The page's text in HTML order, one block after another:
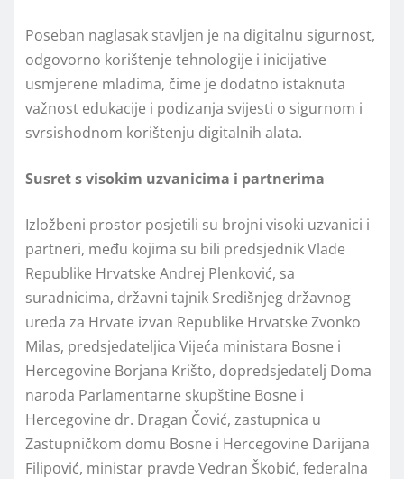
Poseban naglasak stavljen je na digitalnu sigurnost,
odgovorno korištenje tehnologije i inicijative
usmjerene mladima, čime je dodatno istaknuta
važnost edukacije i podizanja svijesti o sigurnom i
svrsishodnom korištenju digitalnih alata.
Susret s visokim uzvanicima i partnerima
Izložbeni prostor posjetili su brojni visoki uzvanici i
partneri, među kojima su bili predsjednik Vlade
Republike Hrvatske Andrej Plenković, sa
suradnicima, državni tajnik Središnjeg državnog
ureda za Hrvate izvan Republike Hrvatske Zvonko
Milas, predsjedateljica Vijeća ministara Bosne i
Hercegovine Borjana Krišto, dopredsjedatelj Doma
naroda Parlamentarne skupštine Bosne i
Hercegovine dr. Dragan Čović, zastupnica u
Zastupničkom domu Bosne i Hercegovine Darijana
Filipović, ministar pravde Vedran Škobić, federalna